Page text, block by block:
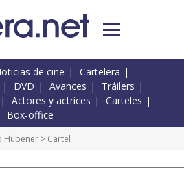
de cine
Cartelera
DVD Avances
Tráilers
Actores y actrices
Carteles
Box-office
Hübener > Cartel